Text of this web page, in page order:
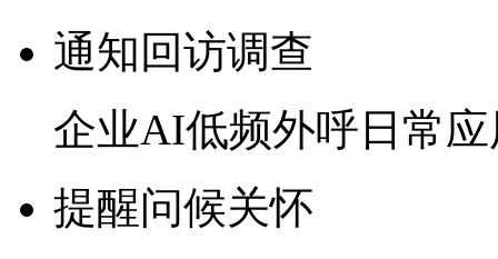
通知回访调查
企业AI低频外呼日常
提醒问候关怀